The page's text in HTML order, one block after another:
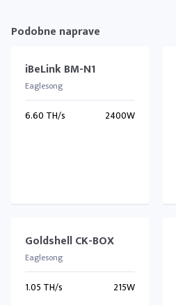
Podobne naprave
iBeLink BM-N1
Eaglesong
6.60 TH/s 2400W
Goldshell CK-BOX
Eaglesong
1.05 TH/s 215W